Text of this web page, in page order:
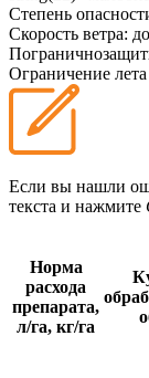
Степень
Скорость ветра:
Ограничение
Если вы нашли
текста и нажмите
Норма
расхода
препарата,
л/га, кг/га